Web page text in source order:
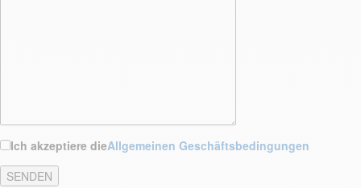
Ich akzeptiere dieAllgemeinen Geschäftsbedingungen